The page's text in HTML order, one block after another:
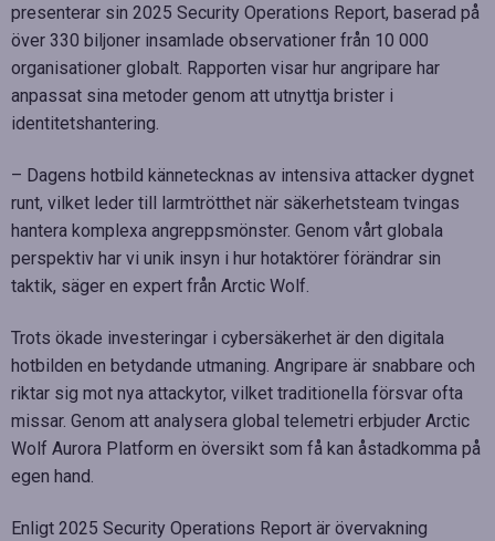
presenterar sin 2025 Security Operations Report, baserad på
över 330 biljoner insamlade observationer från 10 000
organisationer globalt. Rapporten visar hur angripare har
anpassat sina metoder genom att utnyttja brister i
identitetshantering.
– Dagens hotbild kännetecknas av intensiva attacker dygnet
runt, vilket leder till larmtrötthet när säkerhetsteam tvingas
hantera komplexa angreppsmönster. Genom vårt globala
perspektiv har vi unik insyn i hur hotaktörer förändrar sin
taktik, säger en expert från Arctic Wolf.
Trots ökade investeringar i cybersäkerhet är den digitala
hotbilden en betydande utmaning. Angripare är snabbare och
riktar sig mot nya attackytor, vilket traditionella försvar ofta
missar. Genom att analysera global telemetri erbjuder Arctic
Wolf Aurora Platform en översikt som få kan åstadkomma på
egen hand.
Enligt 2025 Security Operations Report är övervakning